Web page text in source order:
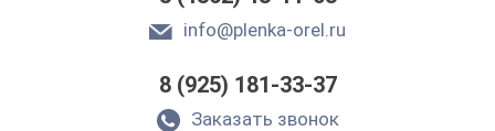
info@plenka-orel.ru
8 (925) 181-33-37
Заказать звонок